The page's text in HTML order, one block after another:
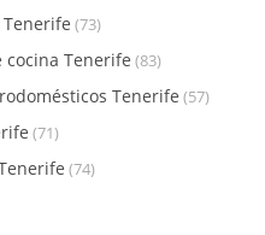
(73)
cocina Tenerife (83)
Tenerife (57)
(71)
(74)